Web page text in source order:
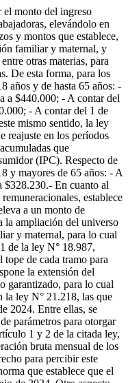
el monto del ingreso
elevándolo en
y montos que establece,
familiar y maternal, y
otras materias, para
De esta forma, para los
años y de hasta 65 años: -
a $440.000; - A contar del
- A contar del 1 de
mismo sentido, la ley
reajuste en los períodos
que
(IPC). Respecto de
y mayores de 65 años: - A
$328.230.- En cuanto al
establece
a un monto de
la ampliación del universo
y maternal, para lo cual
de la ley N° 18.987,
de cada tramo para
la extensión del
garantizado, para lo cual
la ley N° 21.218, las que
2024. Entre ellas, se
parámetros para otorgar
1 y 2 de la citada ley,
bruta mensual de los
para percibir este
que establece que el